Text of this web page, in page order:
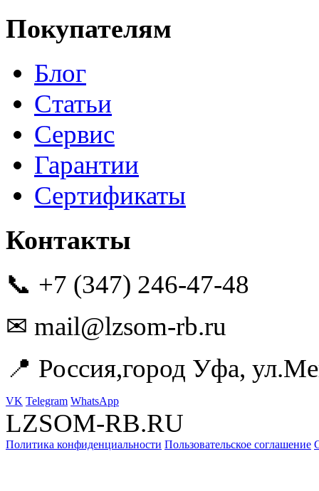
Покупателям
Блог
Статьи
Сервис
Гарантии
Сертификаты
Контакты
📞 +7 (347) 246-47-48
✉ mail@lzsom-rb.ru
📍 Россия,город Уфа,
VK Telegram WhatsApp
LZSOM-RB.RU
Политика конфиденциальности Пользовательское соглашение